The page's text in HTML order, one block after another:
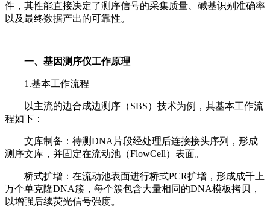
件，其性能直接决定了测序信号的采集质量、碱基识别准确率
以及最终数据产出的可靠性。
一、基因测序仪工作原理
1.基本工作流程
以主流的边合成边测序（SBS）技术为例，其基本工作流
程如下：
文库制备：待测DNA片段经处理后连接接头序列，形成
测序文库，并固定在流动池（FlowCell）表面。
桥式扩增：在流动池表面进行桥式PCR扩增，形成成千上
万个单克隆DNA簇，每个簇包含大量相同的DNA模板拷贝，
以增强后续荧光信号强度。